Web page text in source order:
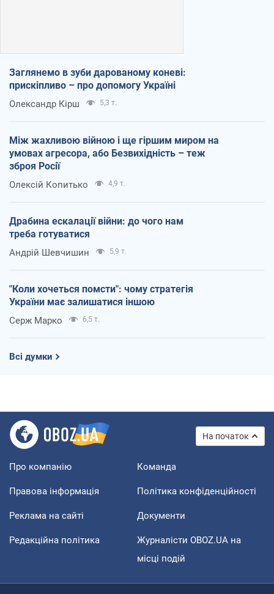
Заглянемо в зуби дарованому коневі:
прискіпливо – про допомогу Україні
Олександр Кірш 5,3 т.
Між жахливою війною і ще гіршим миром на
умовах агресора, або Безвихідність – теж
зброя Росії
Олексій Копитько 4,9 т.
Драбина ескалації війни: до чого нам
треба готуватися
Андрій Шевчишин 5,9 т.
"Коли хочеться помсти": чому стратегія
України має залишатися іншою
Серж Марко 6,5 т.
Всі думки
На початок
Про компанію Команда
Правова інформація Політика конфіденційності
Реклама на сайті Документи
Редакційна політика
Журналісти OBOZ.UA на
місці подій